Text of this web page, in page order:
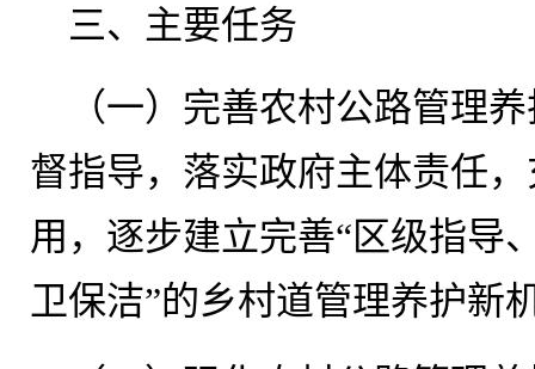
三、主要任务
（一）完善农村公路管理
督指导，落实政府主体责任
用，逐步建立完善“区级指导
卫保洁”的乡村道管理养护新